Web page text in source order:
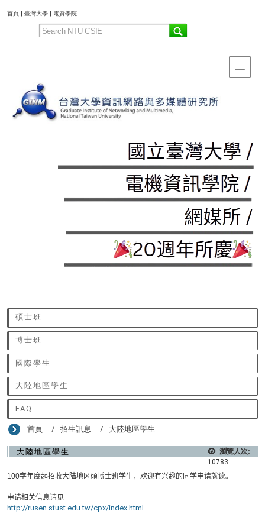
首頁 | 臺灣大學 | 電資學院
碩士班
博士班
國際學生
大陸地區學生
FAQ
首頁 招生訊息 大陸地區學生
瀏覽人次:
10783
大陸地區學生
100学年度起招收大陆地区碩博士班学生 ，欢迎有兴趣的同学申请就读。
申请相关信息请见
http://rusen.stust.edu.tw/cpx/index.html